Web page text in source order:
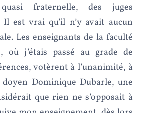
quasi fraternelle, des juges
Il est vrai qu’il n’y avait aucun
Les enseignants de la faculté
où j’étais passé au grade de
votèrent à l’unanimité, à
doyen Dominique Dubarle, une
que rien ne s’opposait à